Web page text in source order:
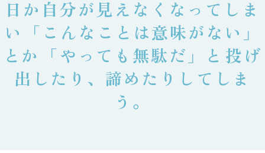
日か自分が見えなくなってしま
い⁡「こんなことは意味がない」
とか⁡「やっても無駄だ」と⁡投げ
出したり、諦めたりしてしま
う。